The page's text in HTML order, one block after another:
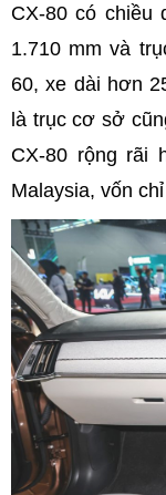
CX-80 có chiều
1.710 mm và
60, xe dài hơn
là trục cơ sở
CX-80 rộng rãi
Malaysia, vốn